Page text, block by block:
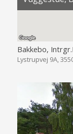
Bakkebo,
Lystrupvej 9A,